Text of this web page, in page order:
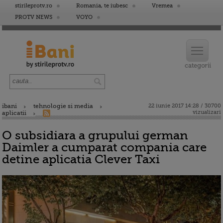
stirileprotv.ro Romania, te iubesc
Vremea
PROTV NEWS
VOYO
ibani
tehnologie si media
aplicatii
22 iunie 2017 14:28 / 30700
vizualizari
O subsidiara a grupului german
Daimler a cumparat compania care
detine aplicatia Clever Taxi